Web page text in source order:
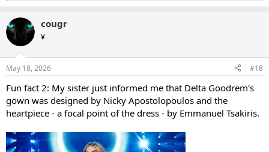
e
c
t
i
s
cougr
¥
May 18, 2026 #18
Fun fact 2: My sister just informed me that Delta Goodrem's
gown was designed by Nicky Apostolopoulos and the
heartpiece - a focal point of the dress - by Emmanuel Tsakiris.